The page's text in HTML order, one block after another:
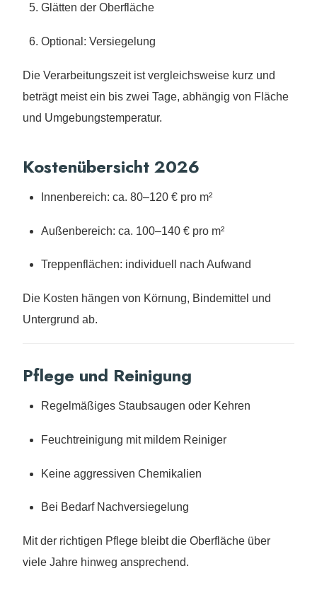
Glätten der Oberfläche
Optional: Versiegelung
Die Verarbeitungszeit ist vergleichsweise kurz und
beträgt meist ein bis zwei Tage, abhängig von Fläche
und Umgebungstemperatur.
Kostenübersicht 2026
Innenbereich: ca. 80–120 € pro m²
Außenbereich: ca. 100–140 € pro m²
Treppenflächen: individuell nach Aufwand
Die Kosten hängen von Körnung, Bindemittel und
Untergrund ab.
Pflege und Reinigung
Regelmäßiges Staubsaugen oder Kehren
Feuchtreinigung mit mildem Reiniger
Keine aggressiven Chemikalien
Bei Bedarf Nachversiegelung
Mit der richtigen Pflege bleibt die Oberfläche über
viele Jahre hinweg ansprechend.